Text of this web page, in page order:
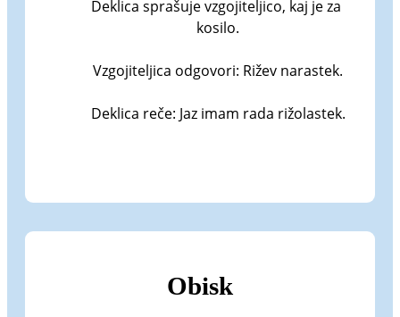
Deklica sprašuje vzgojiteljico, kaj je za
kosilo.
Vzgojiteljica odgovori: Rižev narastek.
Deklica reče: Jaz imam rada rižolastek.
Obisk